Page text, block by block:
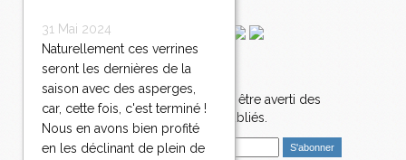
31 Mai 2024
Naturellement ces verrines
seront les dernières de la
saison avec des asperges,
car, cette fois, c'est terminé !
Nous en avons bien profité
en les déclinant de plein de
Newsletter
Abonnez-vous pour être averti des
nouveaux articles publiés.
E